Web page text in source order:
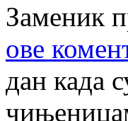
Заменик
ове
дан када